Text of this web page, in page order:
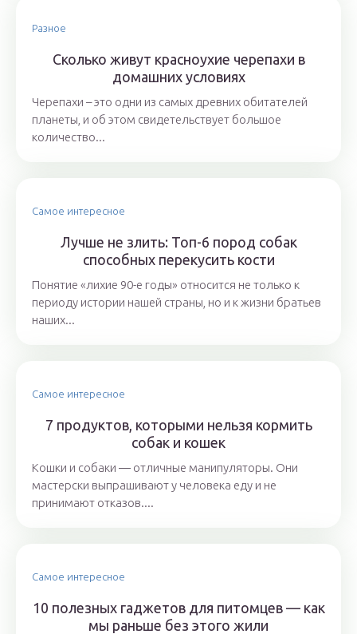
Разное
Сколько живут красноухие черепахи в
домашних условиях
Черепахи – это одни из самых древних обитателей
планеты, и об этом свидетельствует большое
количество...
Самое интересное
Лучше не злить: Топ-6 пород собак
способных перекусить кости
Понятие «лихие 90-е годы» относится не только к
периоду истории нашей страны, но и к жизни братьев
наших...
Самое интересное
7 продуктов, которыми нельзя кормить
собак и кошек
Кошки и собаки ― отличные манипуляторы. Они
мастерски выпрашивают у человека еду и не
принимают отказов....
Самое интересное
10 полезных гаджетов для питомцев — как
мы раньше без этого жили